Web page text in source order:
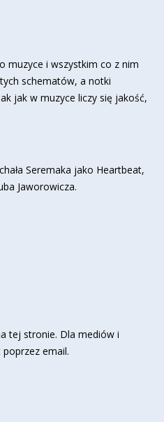
muzyce i wszystkim co z nim
schematów, a notki
jak w muzyce liczy się jakość,
Seremaka jako Heartbeat,
Jaworowicza.
tej stronie. Dla mediów i
email.